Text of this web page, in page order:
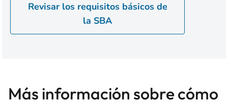
Revisar los requisitos básicos de
la SBA
Más información sobre cómo